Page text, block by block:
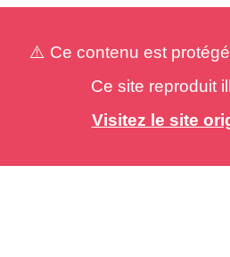
⚠️ Ce contenu est
Ce site reproduit
Visitez le site